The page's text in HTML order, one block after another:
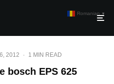
2012 · 1 MIN READ
bosch EPS 625
Romanian ▼